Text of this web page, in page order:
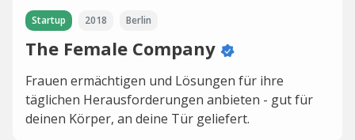
Startup 2018 Berlin
The Female Company
Frauen ermächtigen und Lösungen für ihre
täglichen Herausforderungen anbieten - gut für
deinen Körper, an deine Tür geliefert.